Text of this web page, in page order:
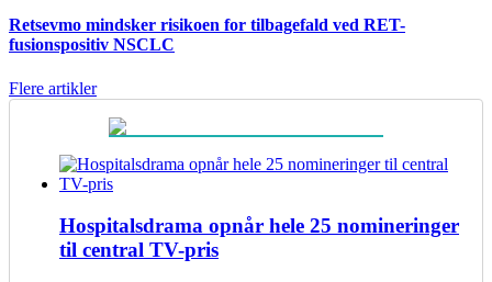
Retsevmo mindsker risikoen for tilbagefald ved RET-
fusionspositiv NSCLC
Flere artikler
Hospitalsdrama opnår hele 25 nomineringer
til central TV-pris